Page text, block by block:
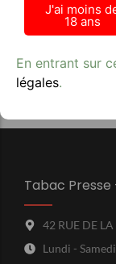
Tabac
42 RUE DE
Lundi -
J'ai moins
18 ans
En entrant sur
légales.